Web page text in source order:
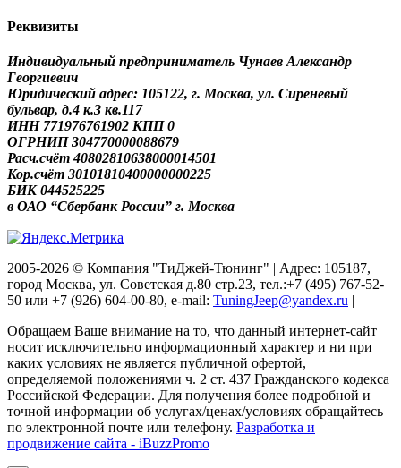
Реквизиты
Индивидуальный предприниматель Чунаев Александр
Георгиевич
Юридический адрес: 105122, г. Москва, ул. Сиреневый
бульвар, д.4 к.3 кв.117
ИНН 771976761902 КПП 0
ОГРНИП 304770000088679
Расч.счёт 40802810638000014501
Кор.счёт 30101810400000000225
БИК 044525225
в ОАО “Сбербанк России” г. Москва
2005-2026 © Компания "ТиДжей-Тюнинг" | Адрес: 105187,
город Москва, ул. Советская д.80 стр.23, тел.:+7 (495) 767-52-
50 или +7 (926) 604-00-80, e-mail: TuningJeep@yandex.ru |
Обращаем Ваше внимание на то, что данный интернет-сайт
носит исключительно информационный характер и ни при
каких условиях не является публичной офертой,
определяемой положениями ч. 2 ст. 437 Гражданского кодекса
Российской Федерации. Для получения более подробной и
точной информации об услугах/ценах/условиях обращайтесь
по электронной почте или телефону. Разработка и
продвижение сайта - iBuzzPromo